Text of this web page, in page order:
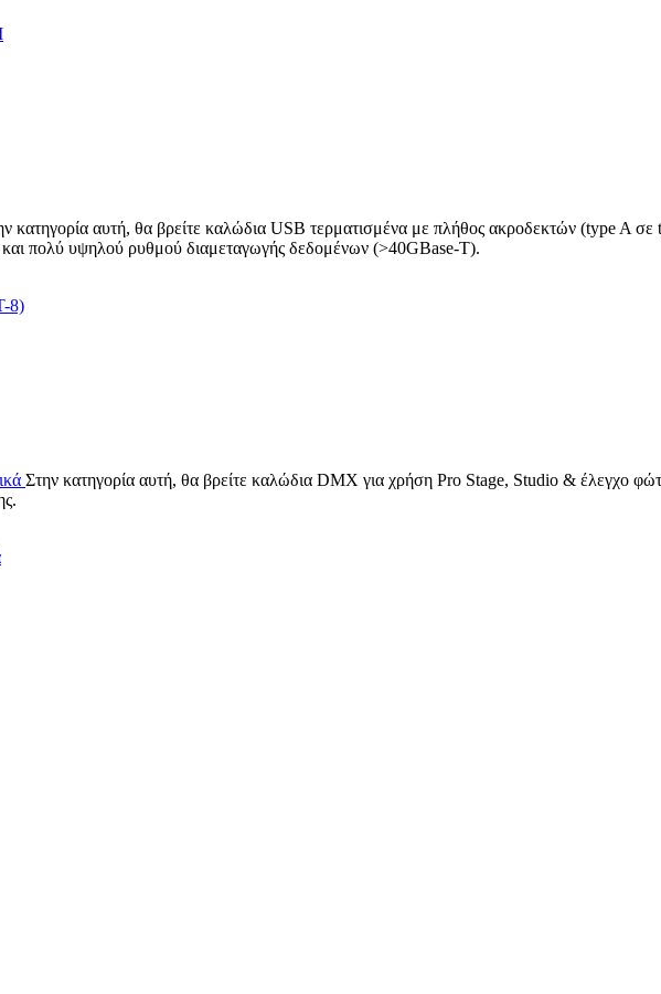
κατηγορία αυτή, θα βρείτε καλώδια USB τερματισμένα με πλήθος ακροδεκτών (type
πολύ υψηλού ρυθμού διαμεταγωγής δεδομένων (>40GBase-T).
8)
Στην κατηγορία αυτή, θα βρείτε καλώδια DMX για χρήση Pro Stage, Studio & έλεγχο